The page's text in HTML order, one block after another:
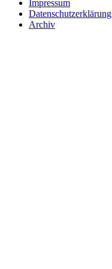
Impressum
Datenschutzerklärung
Archiv